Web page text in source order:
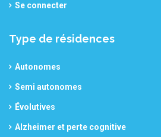
Se connecter
Type de résidences
Autonomes
Semi autonomes
Évolutives
Alzheimer et perte cognitive